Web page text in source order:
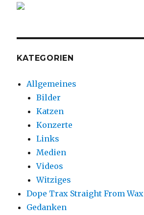
KATEGORIEN
Allgemeines
Bilder
Katzen
Konzerte
Links
Medien
Videos
Witziges
Dope Trax Straight From Wax
Gedanken